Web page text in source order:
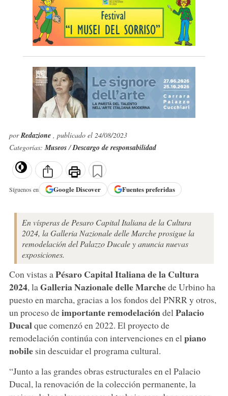
porRedazione , publicado el 24/08/2023
Categorías:Museos/Descargo de responsabilidad
Síguenos en GoogleDiscover Fuentes preferidas
En vísperas de Pesaro Capital Italiana de la Cultura
2024, la Galleria Nazionale delle Marche prosigue la
remodelación del Palazzo Ducale y anuncia nuevas
exposiciones.
Con vistas a Pésaro Capital Italiana de la Cultura
2024, la Galleria Nazionale delle Marchede Urbino ha
puesto en marcha, gracias a los fondos del PNRR y otros,
un proceso deimportante remodelacióndelPalacio
Ducalque comenzó en 2022. El proyecto de
remodelación continúa con intervenciones en el piano
nobilesin descuidar el programa cultural.
“Junto a las grandes obras estructurales en el Palacio
Ducal, la renovación de la colección permanente, la